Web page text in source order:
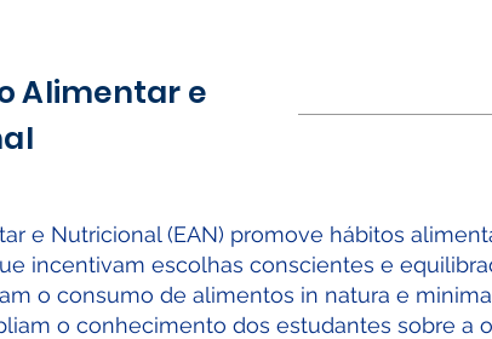
Alimentar e
e Nutricional (EAN) promove hábitos
incentivam escolhas conscientes e
o consumo de alimentos in natura e
o conhecimento dos estudantes sobre a